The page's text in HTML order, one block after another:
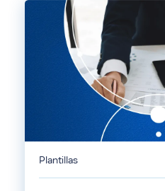
Plantillas